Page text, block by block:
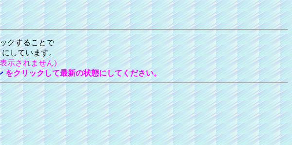
クすることで
しています。
示されません)
をクリックして最新の状態にしてください。